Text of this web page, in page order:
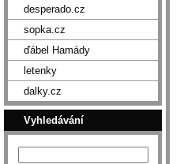
desperado.cz
sopka.cz
ďábel Hamády
letenky
dalky.cz
Vyhledávání